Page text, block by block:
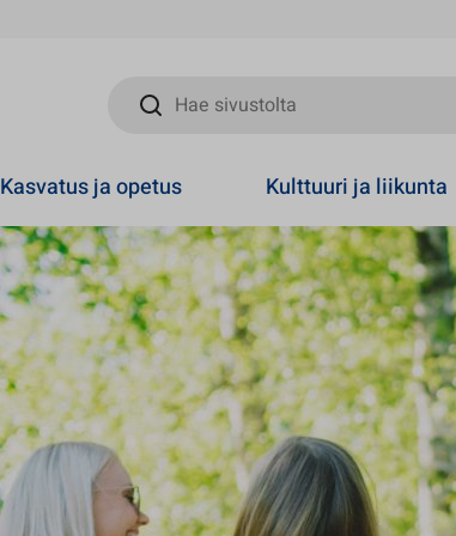
Hae sivustolta
Kasvatus ja opetus Kulttuuri ja liikunta